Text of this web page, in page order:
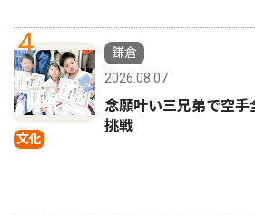
4
文化
鎌倉
2026.08.07
念願叶い三兄弟で空
挑戦